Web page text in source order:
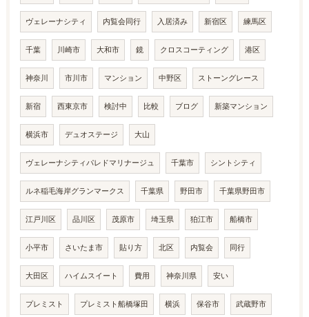
ヴェレーナシティ 内覧会同行 入居済み 新宿区 練馬区
千葉 川崎市 大和市 鏡 クロスコーティング 港区
神奈川 市川市 マンション 中野区 ストーングレース
新宿 西東京市 検討中 比較 ブログ 新築マンション
横浜市 デュオステージ 大山
ヴェレーナシティパレドマリナージュ 千葉市 シントシティ
ルネ稲毛海岸グランマークス 千葉県 野田市 千葉県野田市
江戸川区 品川区 茂原市 埼玉県 狛江市 船橋市
小平市 さいたま市 貼り方 北区 内覧会 同行
大田区 ハイムスイート 費用 神奈川県 安い
プレミスト プレミスト船橋塚田 横浜 保谷市 武蔵野市